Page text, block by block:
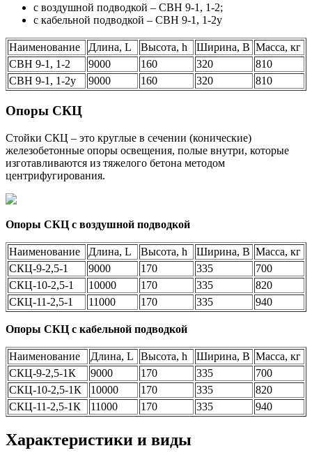
с воздушной подводкой – СВН 9-1, 1-2;
с кабельной подводкой – СВН 9-1, 1-2у
Наименование Длина, L Высота, h Ширина, B Масса, кг
СВН 9-1, 1-2
9000 160 320
810
СВН 9-1, 1-2у
9000 160 320 810
Опоры СКЦ
Стойки СКЦ – это круглые в сечении (конические)
железобетонные опоры освещения, полые внутри, которые
изготавливаются из тяжелого бетона методом
центрифугирования.
Опоры СКЦ с воздушной подводкой
Наименование Длина, L Высота, h Ширина, B Масса, кг
СКЦ-9-2,5-1
9000 170 335
700
СКЦ-10-2,5-1
10000 170 335
820
СКЦ-11-2,5-1
11000 170 335 940
Опоры СКЦ с кабельной подводкой
Наименование Длина, L Высота, h Ширина, B Масса, кг
СКЦ-9-2,5-1К
9000 170 335
700
СКЦ-10-2,5-1К
10000 170 335
820
СКЦ-11-2,5-1К
11000 170 335 940
Характеристики и виды